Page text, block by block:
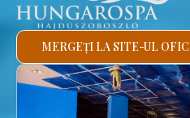
MERGEȚI LA SITE-UL